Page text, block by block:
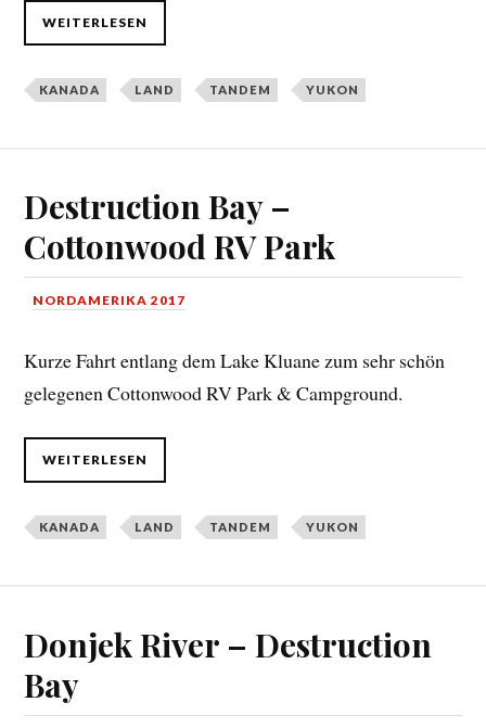
WEITERLESEN
KANADA LAND TANDEM YUKON
Destruction Bay –
Cottonwood RV Park
NORDAMERIKA 2017
Kurze Fahrt entlang dem Lake Kluane zum sehr schön
gelegenen Cottonwood RV Park & Campground.
WEITERLESEN
KANADA LAND TANDEM YUKON
Donjek River – Destruction
Bay